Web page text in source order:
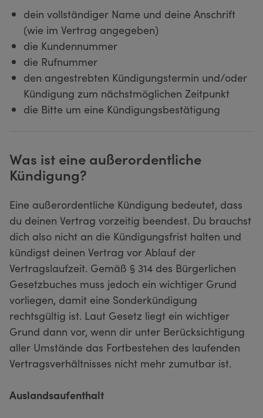
dein vollständiger Name und deine Anschrift
(wie im Vertrag angegeben)
die Kundennummer
die Rufnummer
den angestrebten Kündigungstermin und/oder
Kündigung zum nächstmöglichen Zeitpunkt
die Bitte um eine Kündigungsbestätigung
Was ist eine außerordentliche
Kündigung?
Eine außerordentliche Kündigung bedeutet, dass
du deinen Vertrag vorzeitig beendest. Du brauchst
dich also nicht an die Kündigungsfrist halten und
kündigst deinen Vertrag vor Ablauf der
Vertragslaufzeit. Gemäß § 314 des Bürgerlichen
Gesetzbuches muss jedoch ein wichtiger Grund
vorliegen, damit eine Sonderkündigung
rechtsgültig ist. Laut Gesetz liegt ein wichtiger
Grund dann vor, wenn dir unter Berücksichtigung
aller Umstände das Fortbestehen des laufenden
Vertragsverhältnisses nicht mehr zumutbar ist.
Auslandsaufenthalt